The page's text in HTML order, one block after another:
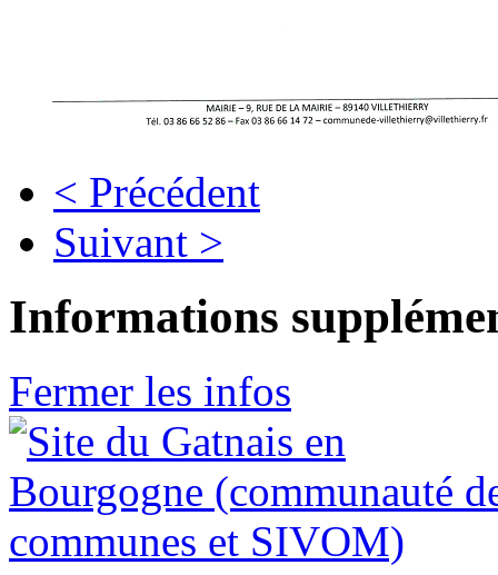
< Précédent
Suivant >
Informations
Fermer les infos